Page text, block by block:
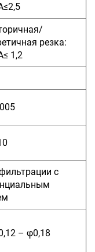
резка:
1,2
с
– φ0,18